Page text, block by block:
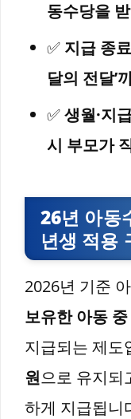
동수당을
✅ 지급 종
달의 전달’
✅생월·지
시 부모가
26년 아동
년생 적용
2026년 기준
보유한 아동
지급되는 제도
원으로 유지되
하게 지급됩니